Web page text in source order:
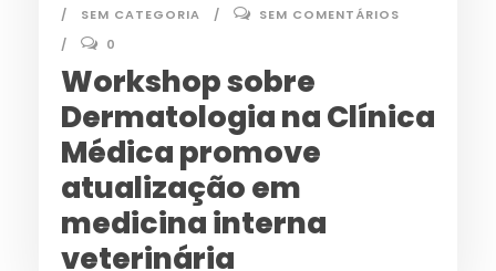
SEM CATEGORIA
SEM COMENTÁRIOS
0
Workshop sobre
Dermatologia na Clínica
Médica promove
atualização em
medicina interna
veterinária